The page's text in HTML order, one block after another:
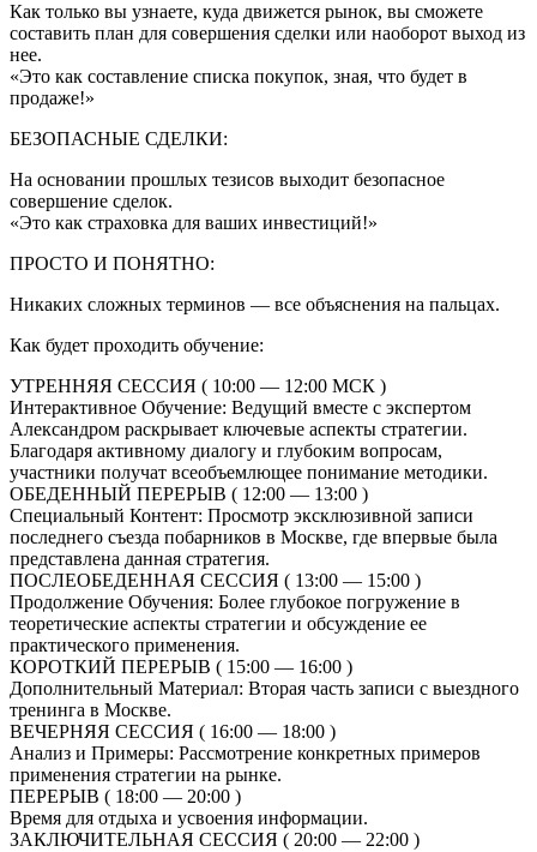
Как только вы узнаете, куда движется рынок, вы сможете
составить план для совершения сделки или наоборот выход из
нее.
«Это как составление списка покупок, зная, что будет в
продаже!»
БЕЗОПАСНЫЕ СДЕЛКИ:
На основании прошлых тезисов выходит безопасное
совершение сделок.
«Это как страховка для ваших инвестиций!»
ПРОСТО И ПОНЯТНО:
Никаких сложных терминов — все объяснения на пальцах.
Как будет проходить обучение:
УТРЕННЯЯ СЕССИЯ ( 10:00 — 12:00 МСК )
Интерактивное Обучение: Ведущий вместе с экспертом
Александром раскрывает ключевые аспекты стратегии.
Благодаря активному диалогу и глубоким вопросам,
участники получат всеобъемлющее понимание методики.
ОБЕДЕННЫЙ ПЕРЕРЫВ ( 12:00 — 13:00 )
Специальный Контент: Просмотр эксклюзивной записи
последнего съезда побарников в Москве, где впервые была
представлена данная стратегия.
ПОСЛЕОБЕДЕННАЯ СЕССИЯ ( 13:00 — 15:00 )
Продолжение Обучения: Более глубокое погружение в
теоретические аспекты стратегии и обсуждение ее
практического применения.
КОРОТКИЙ ПЕРЕРЫВ ( 15:00 — 16:00 )
Дополнительный Материал: Вторая часть записи с выездного
тренинга в Москве.
ВЕЧЕРНЯЯ СЕССИЯ ( 16:00 — 18:00 )
Анализ и Примеры: Рассмотрение конкретных примеров
применения стратегии на рынке.
ПЕРЕРЫВ ( 18:00 — 20:00 )
Время для отдыха и усвоения информации.
ЗАКЛЮЧИТЕЛЬНАЯ СЕССИЯ ( 20:00 — 22:00 )